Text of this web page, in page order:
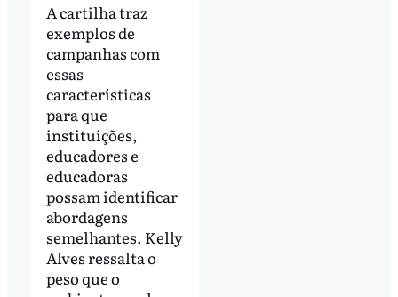
A cartilha traz
exemplos de
campanhas com
essas
características
para que
instituições,
educadores e
educadoras
possam identificar
abordagens
semelhantes. Kelly
Alves ressalta o
peso que o